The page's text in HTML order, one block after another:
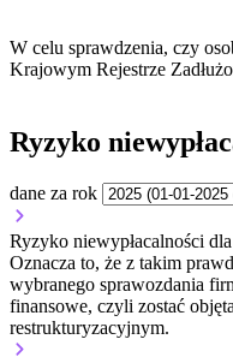
W celu sprawdzenia, czy
Krajowym Rejestrze
Ryzyko
dane za rok
Ryzyko niewypłacalności
Oznacza to, że z takim
wybranego sprawozdania
finansowe, czyli zostać
restrukturyzacyjnym.